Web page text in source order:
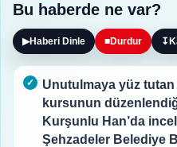
Bu haberde ne var?
▶Haberi Dinle ■Durdur ↧
Unutulmaya yüz tutan
kursunun
Kurşunlu Han’da
Şehzadeler Belediye